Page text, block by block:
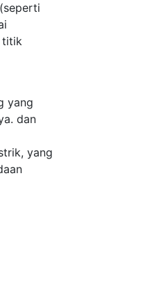
titik
yang
dan
yang